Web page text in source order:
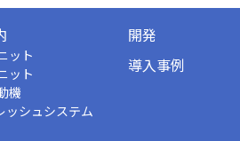
ット
ット
機
ッシュシステム
開発
導入事例